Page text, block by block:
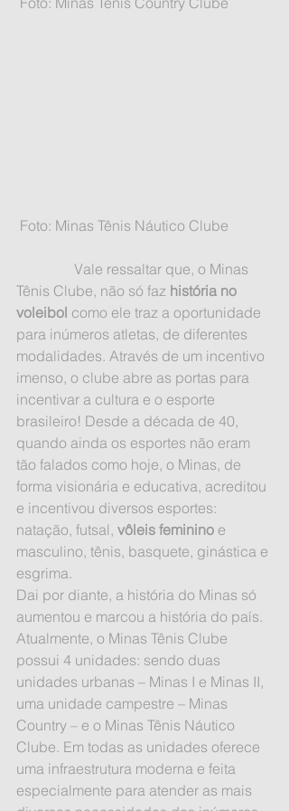
Foto: Minas Tênis Náutico Clube
Tênis Clube, não só faz história no
voleibol como ele traz a oportunidade
para inúmeros atletas, de diferentes
modalidades. Através de um incentivo
imenso, o clube abre as portas para
incentivar a cultura e o esporte
brasileiro! Desde a década de 40,
quando ainda os esportes não eram
tão falados como hoje, o Minas, de
forma visionária e educativa, acreditou
e incentivou diversos esportes:
natação, futsal, vôleis feminino e
masculino, tênis, basquete, ginástica e
esgrima.
Dai por diante, a história do Minas só
aumentou e marcou a história do país.
Atualmente, o Minas Tênis Clube
possui 4 unidades: sendo duas
unidades urbanas – Minas I e Minas II,
uma unidade campestre – Minas
Country – e o Minas Tênis Náutico
Clube. Em todas as unidades oferece
uma infraestrutura moderna e feita
especialmente para atender as mais